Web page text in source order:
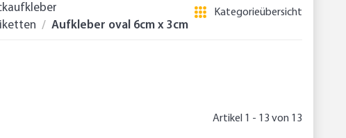
Aufkleber oval 6cm x 3cm
Kategorieübersicht
Artikel 1 - 13 von 13